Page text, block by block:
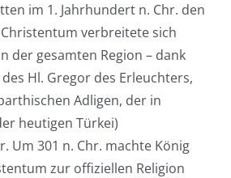
im 1. Jahrhundert n. Chr. den
verbreitete sich
der gesamten Region – dank
Hl. Gregor des Erleuchters,
Adligen, der in
heutigen Türkei)
Um 301 n. Chr. machte König
zur offiziellen Religion